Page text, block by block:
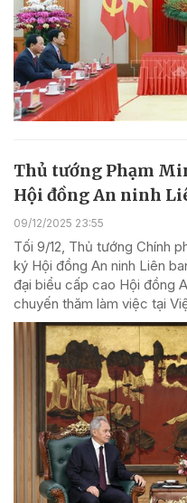
Thủ tướng Phạm
Hội đồng An ninh
09/12/2025 23:55
Tối 9/12, Thủ tướng Chính
ký Hội đồng An ninh Liên
đại biểu cấp cao Hội đồng
chuyến thăm làm việc tại